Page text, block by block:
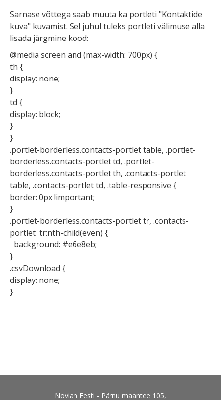
Sarnase võttega saab muuta ka portleti "Kontaktide
kuva" kuvamist. Sel juhul tuleks portleti välimuse alla
lisada järgmine kood:
@media screen and (max-width: 700px) {
th {
display: none;
}
td {
display: block;
}
}
.portlet-borderless.contacts-portlet table, .portlet-
borderless.contacts-portlet td, .portlet-
borderless.contacts-portlet th, .contacts-portlet
table, .contacts-portlet td, .table-responsive {
border: 0px !important;
}
.portlet-borderless.contacts-portlet tr, .contacts-
portlet tr:nth-child(even) {
background: #e6e8eb;
}
.csvDownload {
display: none;
}
Novian Eesti - Pärnu maantee 105,